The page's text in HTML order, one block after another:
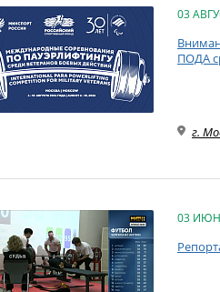
03
ПОДА
г.
03